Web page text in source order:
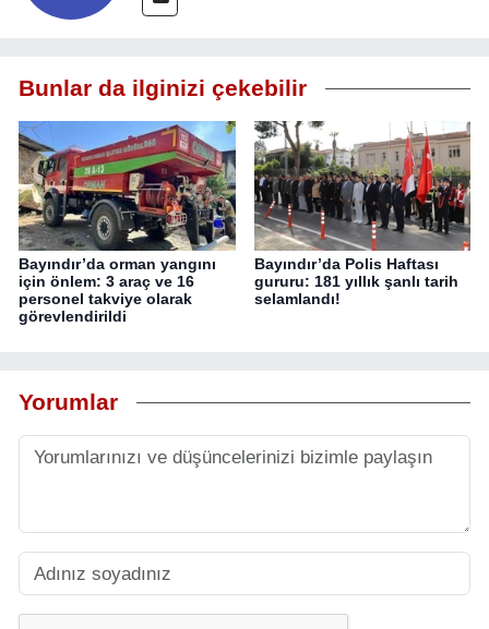
Bunlar da ilginizi çekebilir
Bayındır’da orman yangını
için önlem: 3 araç ve 16
personel takviye olarak
görevlendirildi
Bayındır’da Polis Haftası
gururu: 181 yıllık şanlı tarih
selamlandı!
Yorumlar